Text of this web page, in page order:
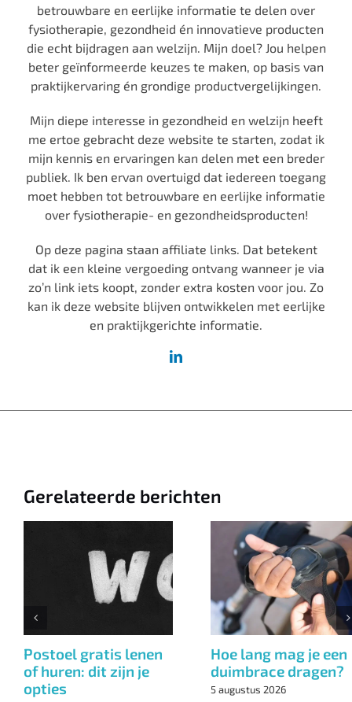
betrouwbare en eerlijke informatie te delen over
fysiotherapie, gezondheid én innovatieve producten
die echt bijdragen aan welzijn. Mijn doel? Jou helpen
beter geïnformeerde keuzes te maken, op basis van
praktijkervaring én grondige productvergelijkingen.
Mijn diepe interesse in gezondheid en welzijn heeft
me ertoe gebracht deze website te starten, zodat ik
mijn kennis en ervaringen kan delen met een breder
publiek. Ik ben ervan overtuigd dat iedereen toegang
moet hebben tot betrouwbare en eerlijke informatie
over fysiotherapie- en gezondheidsproducten!
Op deze pagina staan affiliate links. Dat betekent
dat ik een kleine vergoeding ontvang wanneer je via
zo’n link iets koopt, zonder extra kosten voor jou. Zo
kan ik deze website blijven ontwikkelen met eerlijke
en praktijkgerichte informatie.
Gerelateerde berichten
Hoe lang draag je een
bekkenband?
5 augustus 2026
Postoel gratis
of huren: dit
opties